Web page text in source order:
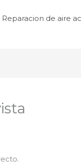
Reparacion de aire